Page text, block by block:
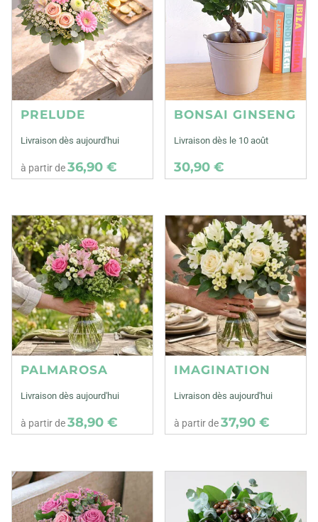
PRELUDE
Livraison dès aujourd'hui
à partir de36,90 €
BONSAI GINSENG
Livraison dès le 10 août
30,90 €
PALMAROSA
Livraison dès aujourd'hui
à partir de38,90 €
IMAGINATION
Livraison dès aujourd'hui
à partir de37,90 €